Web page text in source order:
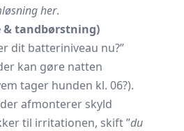
her.
tandbørstning)
dit batteriniveau nu?”
kan gøre natten
tager hunden kl. 06?).
afmonterer skyld
til irritationen, skift ”du